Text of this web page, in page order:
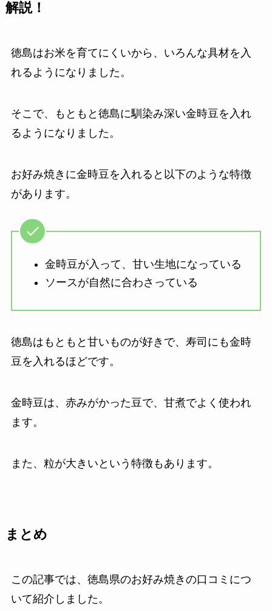
解説！
徳島はお米を育てにくいから、いろんな具材を入
れるようになりました。
そこで、もともと徳島に馴染み深い金時豆を入れ
るようになりました。
お好み焼きに金時豆を入れると以下のような特徴
があります。
金時豆が入って、甘い生地になっている
ソースが自然に合わさっている
徳島はもともと甘いものが好きで、寿司にも金時
豆を入れるほどです。
金時豆は、赤みがかった豆で、甘煮でよく使われ
ます。
また、粒が大きいという特徴もあります。
まとめ
この記事では、徳島県のお好み焼きの口コミにつ
いて紹介しました。